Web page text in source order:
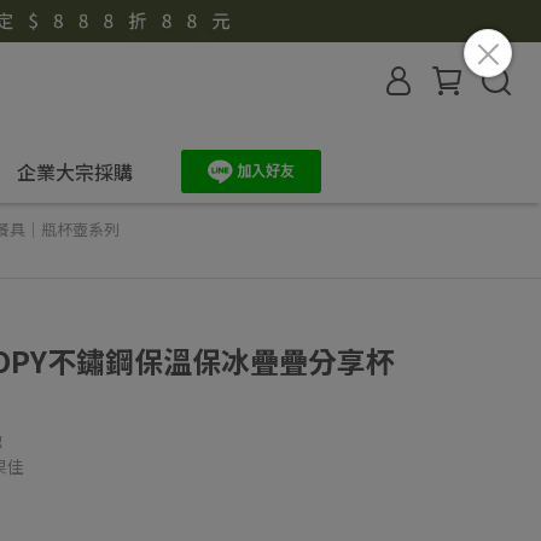
企業大宗採購
具｜瓶杯壺系列
不鏽鋼保溫保冰疊疊分享杯
佳